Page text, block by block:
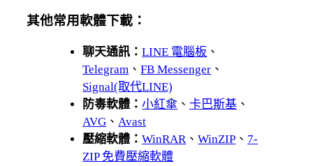
其他常用軟體下載：
聊天通訊：LINE 電腦板 、
Telegram 、FB Messenger 、
Signal(取代LINE)
防毒軟體：小紅傘 、卡巴斯基 、
AVG 、 Avast
壓縮軟體：WinRAR 、WinZIP 、 7-
ZIP 免費壓縮軟體